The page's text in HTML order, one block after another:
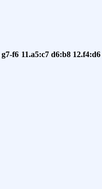
g7-f6 11.a5:c7 d6:b8 12.f4:d6